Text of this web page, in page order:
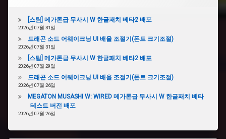
[스팀] 메가톤급 무사시 W 한글패치 베타2 배포
2026년 07월 31일
드래곤 소드 어웨이크닝 UI 배율 조절기(폰트 크기조절)
2026년 07월 31일
[스팀] 메가톤급 무사시 W 한글패치 베타2 배포
2026년 07월 29일
드래곤 소드 어웨이크닝 UI 배율 조절기(폰트 크기조절)
2026년 07월 26일
MEGATON MUSASHI W: WIRED 메가톤급 무사시 W 한글패치 베타
테스트 버전 배포
2026년 07월 26일